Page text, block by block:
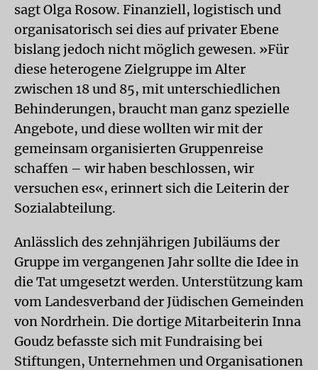
sagt Olga Rosow. Finanziell, logistisch und
organisatorisch sei dies auf privater Ebene
bislang jedoch nicht möglich gewesen. »Für
diese heterogene Zielgruppe im Alter
zwischen 18 und 85, mit unterschiedlichen
Behinderungen, braucht man ganz spezielle
Angebote, und diese wollten wir mit der
gemeinsam organisierten Gruppenreise
schaffen – wir haben beschlossen, wir
versuchen es«, erinnert sich die Leiterin der
Sozialabteilung.
Anlässlich des zehnjährigen Jubiläums der
Gruppe im vergangenen Jahr sollte die Idee in
die Tat umgesetzt werden. Unterstützung kam
vom Landesverband der Jüdischen Gemeinden
von Nordrhein. Die dortige Mitarbeiterin Inna
Goudz befasste sich mit Fundraising bei
Stiftungen, Unternehmen und Organisationen